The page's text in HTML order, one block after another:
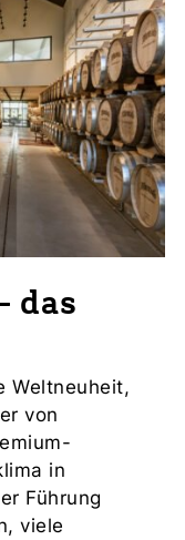
das
Weltneuheit,
von
in
Führung
viele